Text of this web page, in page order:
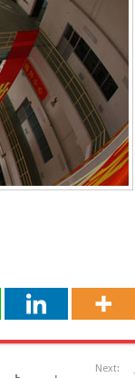
Next: